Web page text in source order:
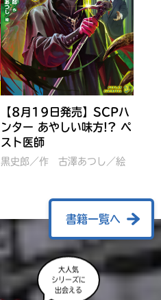
レッツゴー！まいぜんシス
ターズ とつぜん、王様に
佐久間さのすけ／絵
【8月19日発売】SCPハ
ンター あやしい味方!? ペ
スト医師
黒史郎／作 古澤あつし／絵
書籍一覧へ
大人気
シリーズに
出会える